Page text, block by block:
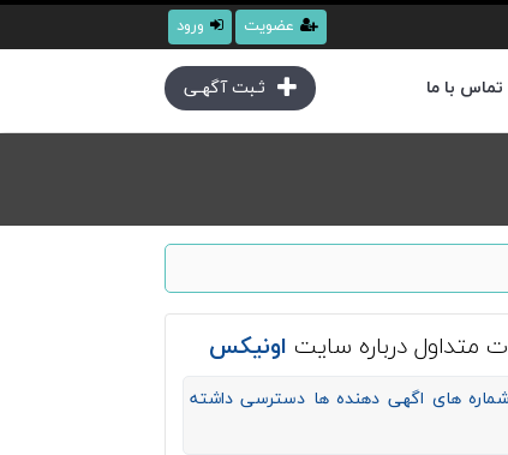
ورود عضویت
ثـبت آگهـی تماس با ما
متداول درباره سایت اونیکس
های اگهی دهنده ها دسترسی داشته